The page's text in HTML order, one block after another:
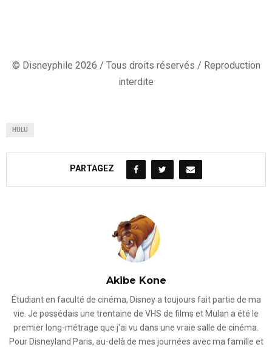
© Disneyphile 2026 / Tous droits réservés / Reproduction
interdite
HULU
PARTAGEZ
Akibe Kone
Étudiant en faculté de cinéma, Disney a toujours fait partie de ma
vie. Je possédais une trentaine de VHS de films et Mulan a été le
premier long-métrage que j'ai vu dans une vraie salle de cinéma.
Pour Disneyland Paris, au-delà de mes journées avec ma famille et